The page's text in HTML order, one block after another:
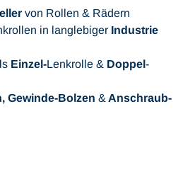
von Rollen & Rädern
in langlebiger Industrie
Einzel-Lenkrolle & Doppel-
Gewinde-Bolzen & Anschraub-